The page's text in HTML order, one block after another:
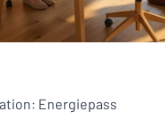
Energiepass